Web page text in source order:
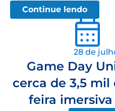
Continue lendo
28 de
Game Day
cerca de 3,5
feira